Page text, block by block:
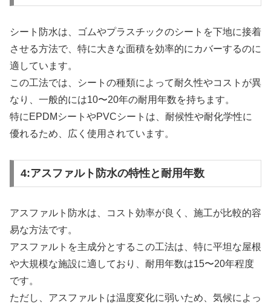
シート防水は、ゴムやプラスチックのシートを下地に接着
させる方法で、特に大きな面積を効率的にカバーするのに
適しています。
この工法では、シートの種類によって耐久性やコストが異
なり、一般的には10〜20年の耐用年数を持ちます。
特にEPDMシートやPVCシートは、耐候性や耐化学性に
優れるため、広く使用されています。
4:アスファルト防水の特性と耐用年数
アスファルト防水は、コスト効率が良く、施工が比較的容
易な方法です。
アスファルトを主成分とするこの工法は、特に平坦な屋根
や大規模な施設に適しており、耐用年数は15〜20年程度
です。
ただし、アスファルトは温度変化に弱いため、気候によっ